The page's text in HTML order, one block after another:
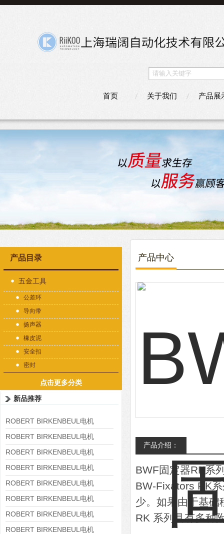
首页 关于我们 产品展
产品目录
五金工具
公差环
导向带
扬声器
橡皮泥
安全扣
密封
点击更多分类
新品推荐
ROBERT BIRKENBEUL电机
8APE225M-4-IE3
ROBERT BIRKENBEUL电机
8APE180L-4 IE3
ROBERT BIRKENBEUL电机
8APE160M-6 IE3
ROBERT BIRKENBEUL电机
8APE160L-4-IE3
ROBERT BIRKENBEUL电机
8APE112M-6K-IE3
ROBERT BIRKENBEUL电机
8APE100L-2 IE3
ROBERT BIRKENBEUL电机
8APE90S-4 IE3
ROBERT BIRKENBEUL电机
产品中心
产品介绍：
BWF固定器RK系
BW-Fixators RK
少。如果由于基础
RK 系列具有多种